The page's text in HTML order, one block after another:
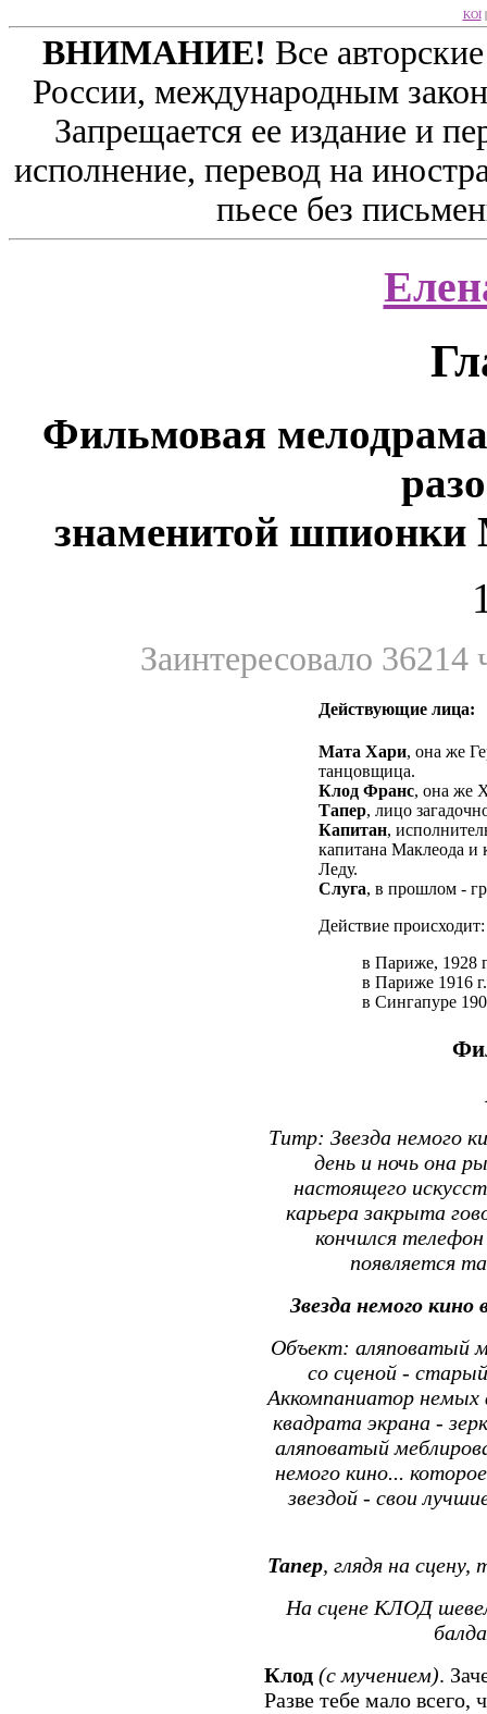
KOI
ВНИМАНИЕ! Все
России, международным
Запрещается ее издание и
исполнение, перевод на
пьесе без
Фильмовая
знаменитой
Заинтересовало 36214
Действующие лица:
Мата Хари, она же
танцовщица.
Клод Франс, она же
Тапер, лицо
Капитан,
капитана Маклеода и
Леду.
Слуга, в прошлом -
Действие происходит:
в Париже, 1928
в Париже 1916
в Сингапуре
Титр: Звезда немого
день и ночь она
настоящего
карьера закрыта
кончился
появляется
Звезда немого кино
Объект: аляповатый
со сценой -
Аккомпаниатор немых
квадрата экрана -
аляповатый
немого кино...
звездой - свои
Тапер, глядя на
На сцене КЛОД
Клод (с мучением).
Разве тебе мало всего,